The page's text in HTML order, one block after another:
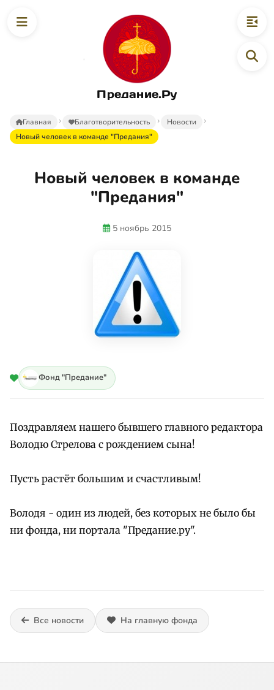
Предание.Ру
Главная Благотворительность
Новости
Новый человек в команде "Предания"
Новый человек в команде
"Предания"
5 ноябрь 2015
Фонд "Предание"
Поздравляем нашего бывшего главного редактора
Володю Стрелова с рождением сына!
Пусть растёт большим и счастливым!
Володя - один из людей, без которых не было бы
ни фонда, ни портала "Предание.ру".
Все новости На главную фонда